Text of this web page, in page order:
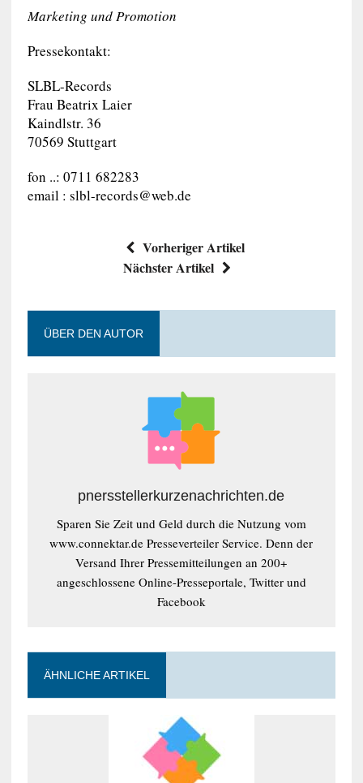
Marketing und Promotion
Pressekontakt:
SLBL-Records
Frau Beatrix Laier
Kaindlstr. 36
70569 Stuttgart
fon ..: 0711 682283
email : slbl-records@web.de
Vorheriger Artikel
Nächster Artikel
ÜBER DEN AUTOR
pnersstellerkurzenachrichten.de
Sparen Sie Zeit und Geld durch die Nutzung vom
www.connektar.de Presseverteiler Service. Denn der
Versand Ihrer Pressemitteilungen an 200+
angeschlossene Online-Presseportale, Twitter und
Facebook
ÄHNLICHE ARTIKEL